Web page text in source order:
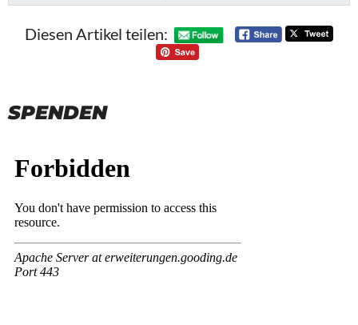
Diesen Artikel teilen:
SPENDEN